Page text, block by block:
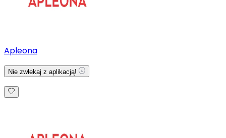
Apleona
Nie zwlekaj z aplikacją!